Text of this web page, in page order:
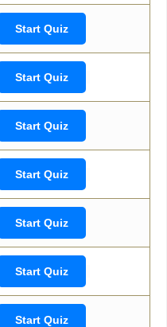
Start Quiz
Start Quiz
Start Quiz
Start Quiz
Start Quiz
Start Quiz
Start Quiz